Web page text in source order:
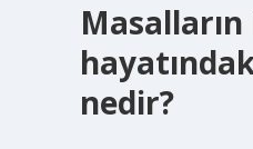
nedir?